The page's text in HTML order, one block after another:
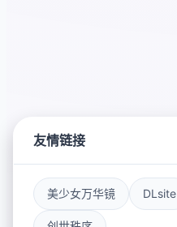
友情链接
美少女万华镜 DLsite